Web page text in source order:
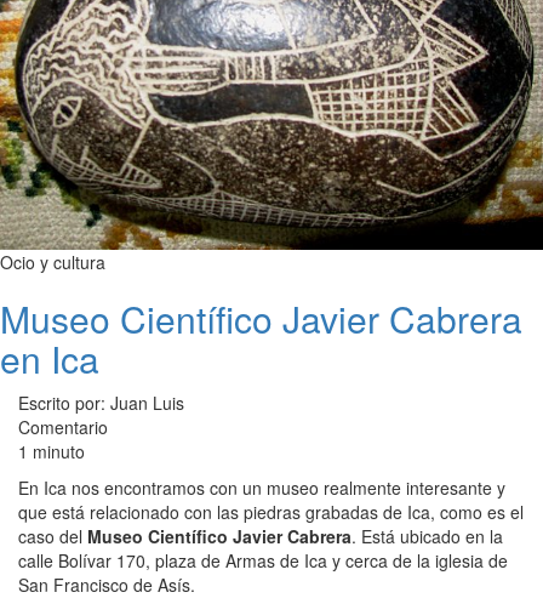
Ocio y cultura
Museo Científico Javier Cabrera
en Ica
Escrito por: Juan Luis
Comentario
1 minuto
En Ica nos encontramos con un museo realmente interesante y
que está relacionado con las piedras grabadas de Ica, como es el
caso del Museo Científico Javier Cabrera. Está ubicado en la
calle Bolívar 170, plaza de Armas de Ica y cerca de la iglesia de
San Francisco de Asís.